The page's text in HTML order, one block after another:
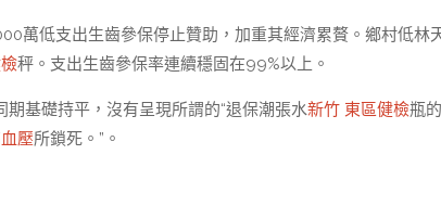
萬低支出生齒參保停止贊助，加重其經濟累贅。鄉村低林
秤。支出生齒參保率連續穩固在99%以上。
基礎持平，沒有呈現所謂的“退保潮張水新竹 東區健檢瓶的
壓所鎖死。”。